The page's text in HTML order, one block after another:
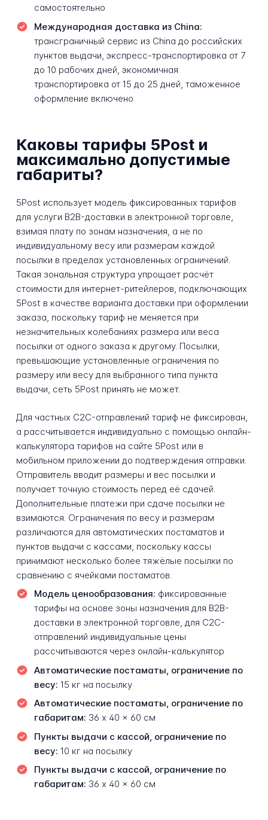
самостоятельно
Международная доставка из China:
трансграничный сервис из China до российских
пунктов выдачи, экспресс-транспортировка от 7
до 10 рабочих дней, экономичная
транспортировка от 15 до 25 дней, таможенное
оформление включено
Каковы тарифы 5Post и
максимально допустимые
габариты?
5Post использует модель фиксированных тарифов
для услуги B2B-доставки в электронной торговле,
взимая плату по зонам назначения, а не по
индивидуальному весу или размерам каждой
посылки в пределах установленных ограничений.
Такая зональная структура упрощает расчёт
стоимости для интернет-ритейлеров, подключающих
5Post в качестве варианта доставки при оформлении
заказа, поскольку тариф не меняется при
незначительных колебаниях размера или веса
посылки от одного заказа к другому. Посылки,
превышающие установленные ограничения по
размеру или весу для выбранного типа пункта
выдачи, сеть 5Post принять не может.
Для частных C2C-отправлений тариф не фиксирован,
а рассчитывается индивидуально с помощью онлайн-
калькулятора тарифов на сайте 5Post или в
мобильном приложении до подтверждения отправки.
Отправитель вводит размеры и вес посылки и
получает точную стоимость перед её сдачей.
Дополнительные платежи при сдаче посылки не
взимаются. Ограничения по весу и размерам
различаются для автоматических постаматов и
пунктов выдачи с кассами, поскольку кассы
принимают несколько более тяжёлые посылки по
сравнению с ячейками постаматов.
Модель ценообразования: фиксированные
тарифы на основе зоны назначения для B2B-
доставки в электронной торговле, для C2C-
отправлений индивидуальные цены
рассчитываются через онлайн-калькулятор
Автоматические постаматы, ограничение по
весу: 15 кг на посылку
Автоматические постаматы, ограничение по
габаритам: 36 x 40 x 60 см
Пункты выдачи с кассой, ограничение по
весу: 10 кг на посылку
Пункты выдачи с кассой, ограничение по
габаритам: 36 x 40 x 60 см